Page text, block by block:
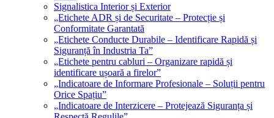
Signalistica Interior și Exterior
„Etichete ADR și de Securitate – Protecție și
Conformitate Garantată
„Etichete Conducte Durabile – Identificare Rapidă și
Siguranță în Industria Ta”
„Etichete pentru cabluri – Organizare rapidă și
identificare ușoară a firelor”
„Indicatoare de Informare Profesionale – Soluții pentru
Orice Spațiu”
„Indicatoare de Interzicere – Protejează Siguranța și